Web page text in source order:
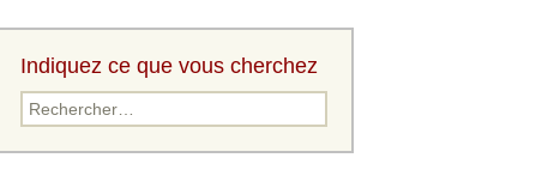
Indiquez ce que vous cherchez